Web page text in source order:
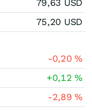
79,63 USD
75,20 USD
-0,20%
+0,12%
-2,89%